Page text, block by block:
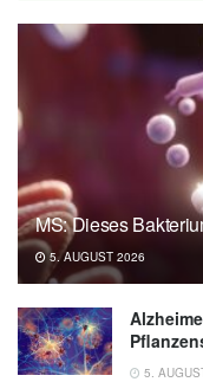
MS: Dieses
5. AUGUST 2026
5.